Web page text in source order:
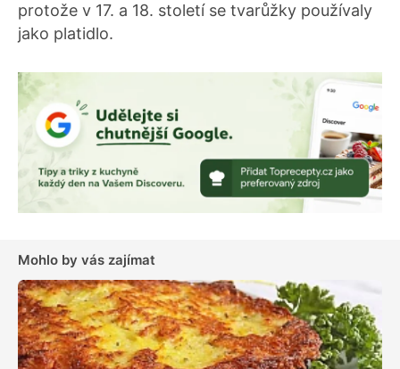
protože v 17. a 18. století se tvarůžky používaly
jako platidlo.
Mohlo by vás zajímat